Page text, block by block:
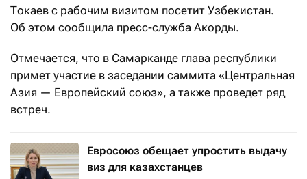
Токаев с рабочим визитом посетит Узбекистан.
Об этом сообщила пресс-служба Акорды.
Отмечается, что в Самарканде глава республики
примет участие в заседании саммита «Центральная
Азия — Европейский союз», а также проведет ряд
встреч.
Евросоюз обещает упростить выдачу
виз для казахстанцев